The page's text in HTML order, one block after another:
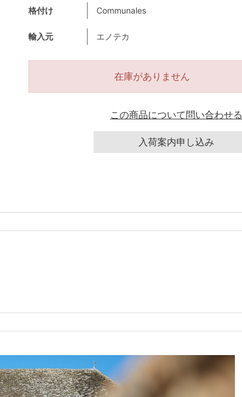
格付け Communales
輸入元 エノテカ
在庫がありません
入荷案内申し込み
この商品について問い合わせる